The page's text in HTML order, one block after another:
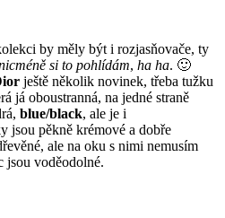
by měly být i rozjasňovače, ty
si to pohlídám, ha ha. 🙂
ještě několik novinek, třeba tužku
já oboustranná, na jedné straně
blue/black, ale je i
jsou pěkně krémové a dobře
ale na oku s nimi nemusím
jsou voděodolné.